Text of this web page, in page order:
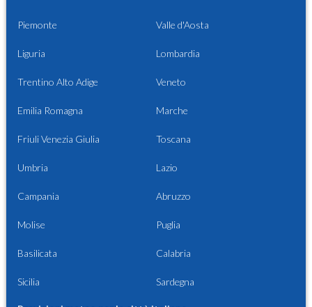
Piemonte Valle d'Aosta
Liguria Lombardia
Trentino Alto Adige Veneto
Emilia Romagna Marche
Friuli Venezia Giulia Toscana
Umbria Lazio
Campania Abruzzo
Molise Puglia
Basilicata Calabria
Sicilia Sardegna